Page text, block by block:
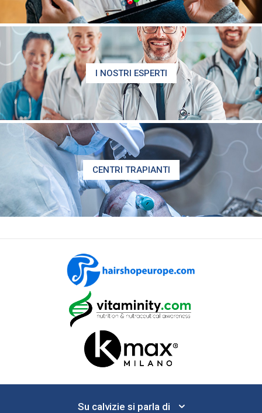
I NOSTRI ESPERTI
CENTRI TRAPIANTI
Su calvizie si parla di